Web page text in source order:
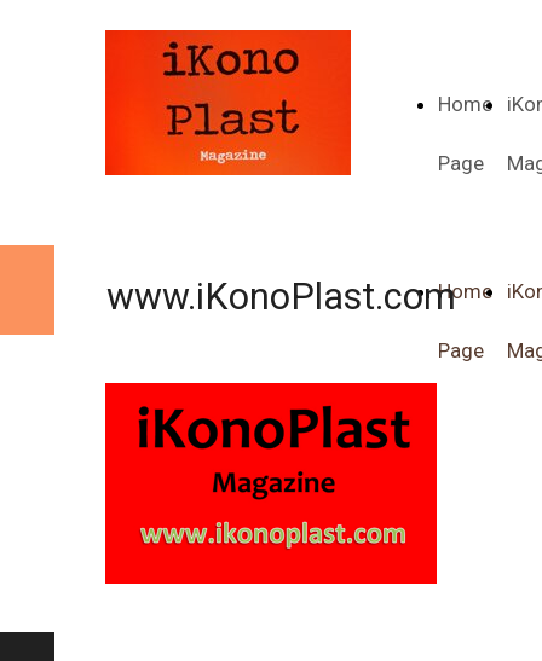
Home
Page
www.iKonoPlast.comHome
Page